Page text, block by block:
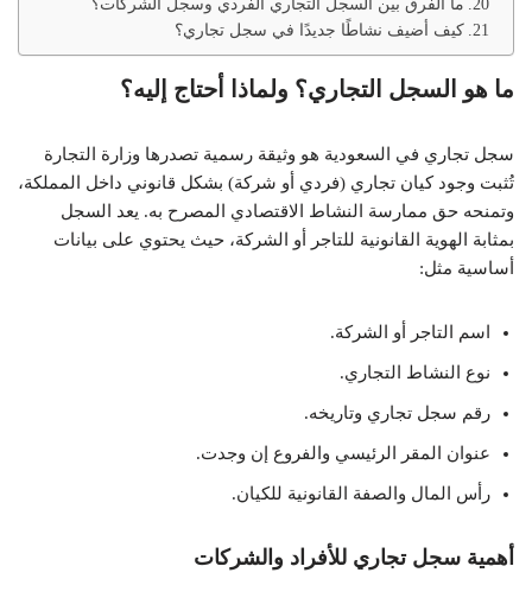
ما الفرق بين السجل التجاري الفردي وسجل الشركات؟
كيف أضيف نشاطًا جديدًا في سجل تجاري؟
ما هو السجل التجاري؟ ولماذا أحتاج إليه؟
سجل تجاري في السعودية هو وثيقة رسمية تصدرها وزارة التجارة
تُثبت وجود كيان تجاري (فردي أو شركة) بشكل قانوني داخل المملكة،
وتمنحه حق ممارسة النشاط الاقتصادي المصرح به. يعد السجل
بمثابة الهوية القانونية للتاجر أو الشركة، حيث يحتوي على بيانات
أساسية مثل:
اسم التاجر أو الشركة.
نوع النشاط التجاري.
رقم سجل تجاري وتاريخه.
عنوان المقر الرئيسي والفروع إن وجدت.
رأس المال والصفة القانونية للكيان.
أهمية سجل تجاري للأفراد والشركات